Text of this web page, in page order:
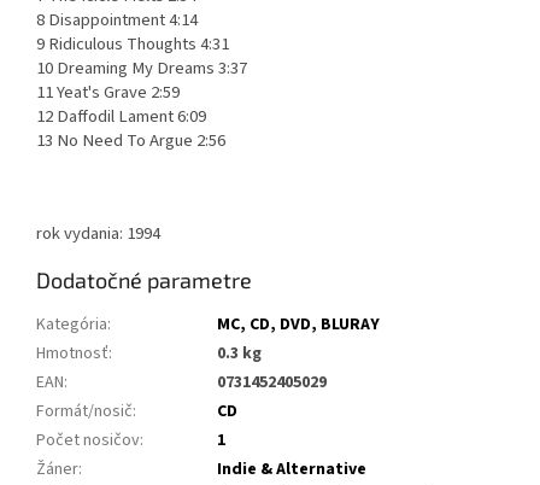
8 Disappointment 4:14
9 Ridiculous Thoughts 4:31
10 Dreaming My Dreams 3:37
11 Yeat's Grave 2:59
12 Daffodil Lament 6:09
13 No Need To Argue 2:56
rok vydania: 1994
Dodatočné parametre
Kategória:
MC, CD, DVD, BLURAY
Hmotnosť:
0.3 kg
EAN:
0731452405029
Formát/nosič:
CD
Počet nosičov:
1
Žáner:
Indie & Alternative